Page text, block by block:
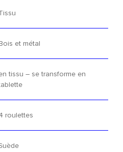
et métal
tissu – se transforme en
roulettes